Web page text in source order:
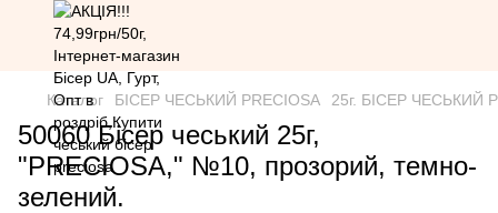
Каталог БІСЕР ЧЕСЬКИЙ PRECIOSA 25г. БІСЕР ЧЕСЬКИЙ
50060 Бісер чеський 25г,
"PRECIOSA," №10, прозорий, темно-
зелений.